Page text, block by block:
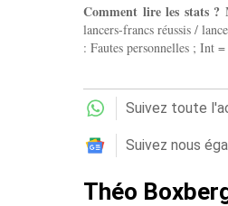
Comment lire les stats ?
lancers-francs réussis /
: Fautes personnelles ; Int
Suivez toute
Suivez nous
Théo